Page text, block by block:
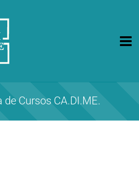
Diagnóstico Médico
de Cursos CA.DI.ME.